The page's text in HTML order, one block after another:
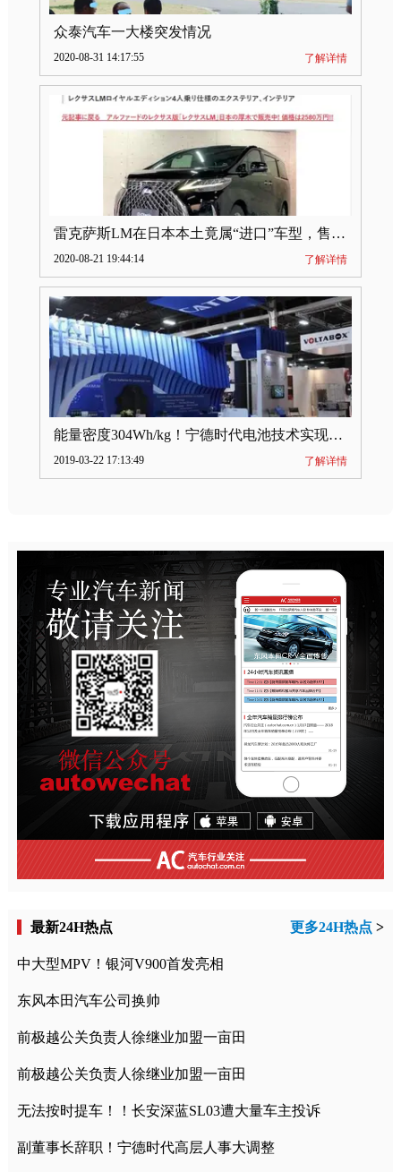
众泰汽车一大楼突发情况
2020-08-31 14:17:55 了解详情
雷克萨斯LM在日本本土竟属“进口”车型，售价2580万日元
2020-08-21 19:44:14 了解详情
能量密度304Wh/kg！宁德时代电池技术实现突破
2019-03-22 17:13:49 了解详情
最新24H热点 更多24H热点 >
中大型MPV！银河V900首发亮相
东风本田汽车公司换帅
前极越公关负责人徐继业加盟一亩田
前极越公关负责人徐继业加盟一亩田
无法按时提车！！长安深蓝SL03遭大量车主投诉
副董事长辞职！宁德时代高层人事大调整